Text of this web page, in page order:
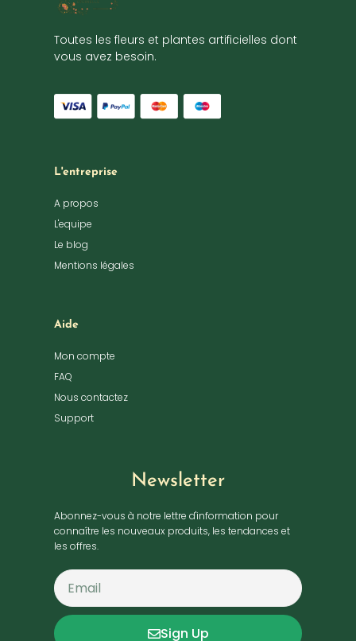
Toutes les fleurs et plantes artificielles dont
vous avez besoin.
L'entreprise
A propos
L'equipe
Le blog
Mentions légales
Aide
Mon compte
FAQ
Nous contactez
Support
Newsletter
Abonnez-vous à notre lettre d'information pour
connaître les nouveaux produits, les tendances et
les offres.
Sign Up